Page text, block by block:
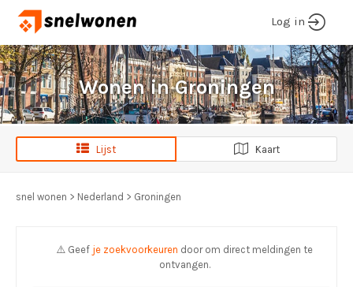
Log in
Lijst Kaart
Wonen in Groningen
snel wonen > Nederland > Groningen
⚠️ Geef je zoekvoorkeuren door om direct meldingen te
ontvangen.